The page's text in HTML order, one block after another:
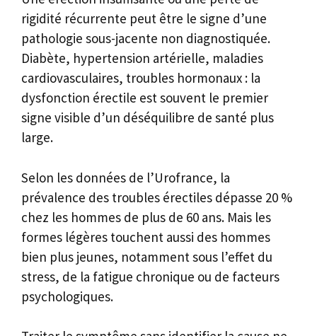
rigidité récurrente peut être le signe d’une
pathologie sous-jacente non diagnostiquée.
Diabète, hypertension artérielle, maladies
cardiovasculaires, troubles hormonaux : la
dysfonction érectile est souvent le premier
signe visible d’un déséquilibre de santé plus
large.
Selon les données de l’Urofrance, la
prévalence des troubles érectiles dépasse 20 %
chez les hommes de plus de 60 ans. Mais les
formes légères touchent aussi des hommes
bien plus jeunes, notamment sous l’effet du
stress, de la fatigue chronique ou de facteurs
psychologiques.